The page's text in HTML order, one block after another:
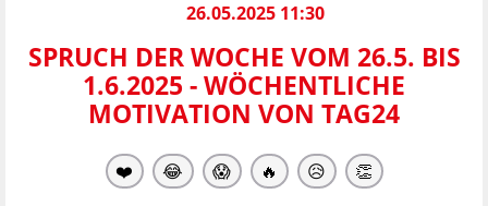
26.05.2025 11:30
SPRUCH DER WOCHE VOM 26.5. BIS
1.6.2025 - WÖCHENTLICHE
MOTIVATION VON TAG24
❤️ 😂 😱 🔥 😥 👏